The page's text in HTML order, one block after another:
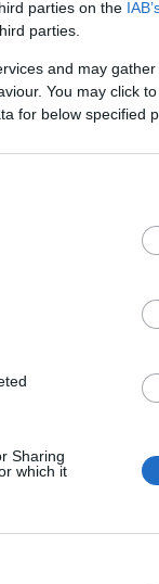
parties on the
parties.
and may
You may click
for below specified
Sharing
which it
szerinti haladást
nem nagy nehézség,
A katapulthoz két
elemeit tartalmazó
volna matricáznom a két
Mérlegeltem, hogy a
összeépített legóra, már